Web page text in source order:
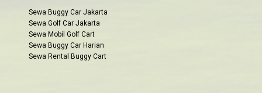
Sewa Buggy Car Jakarta
Sewa Golf Car Jakarta
Sewa Mobil Golf Cart
Sewa Buggy Car Harian
Sewa Rental Buggy Cart